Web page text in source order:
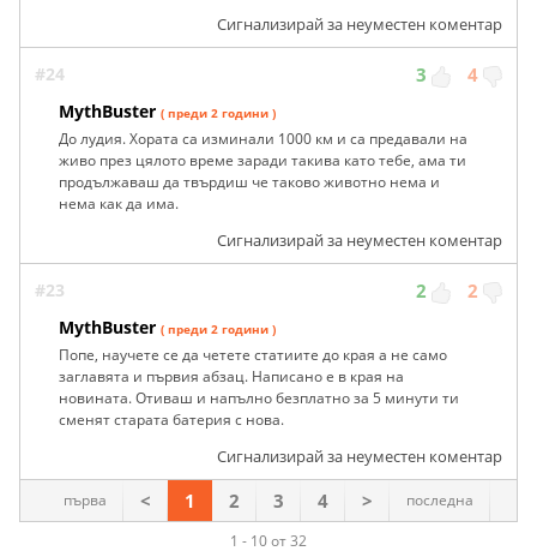
Сигнализирай за неуместен коментар
#24 3 4
MythBuster ( преди 2 години )
До лудия. Хората са изминали 1000 км и са предавали на
живо през цялото време заради такива като тебе, ама ти
продължаваш да твърдиш че таково животно нема и
нема как да има.
Сигнализирай за неуместен коментар
#23 2 2
MythBuster ( преди 2 години )
Попе, научете се да четете статиите до края а не само
заглавята и първия абзац. Написано е в края на
новината. Отиваш и напълно безплатно за 5 минути ти
сменят старата батерия с нова.
Сигнализирай за неуместен коментар
1 - 10 от 32
първа < 1 2 3 4 > последна